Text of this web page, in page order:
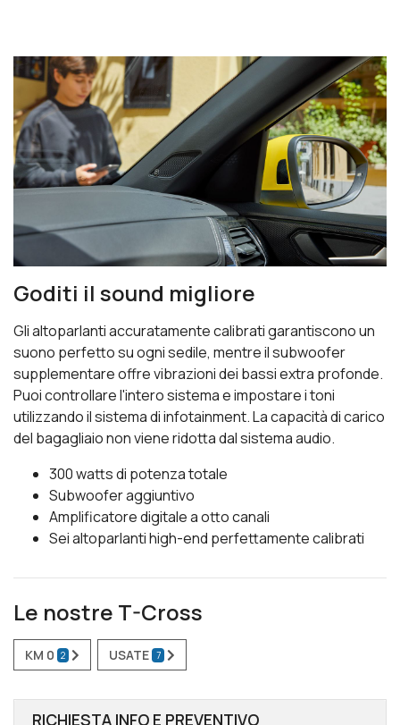
Goditi il sound migliore
Gli altoparlanti accuratamente calibrati garantiscono un
suono perfetto su ogni sedile, mentre il subwoofer
supplementare offre vibrazioni dei bassi extra profonde.
Puoi controllare l'intero sistema e impostare i toni
utilizzando il sistema di infotainment. La capacità di carico
del bagagliaio non viene ridotta dal sistema audio.
300 watts di potenza totale
Subwoofer aggiuntivo
Amplificatore digitale a otto canali
Sei altoparlanti high-end perfettamente calibrati
Le nostre T-Cross
KM 0 2 USATE 7
RICHIESTA INFO E PREVENTIVO